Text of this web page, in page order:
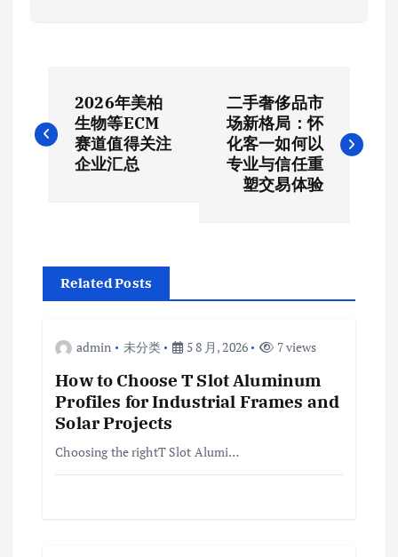
章
2026年美柏
生物等ECM
赛道值得关注
企业汇总
二手奢侈品市
场新格局：怀
化客一如何以
专业与信任重
塑交易体验
Related Posts
admin 未分类 5 8 月, 2026 7 views
How to Choose T Slot Aluminum
Profiles for Industrial Frames and
Solar Projects
Choosing the rightT Slot Alumi…